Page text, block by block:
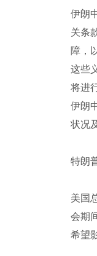
伊朗
关条
障，
这些
将进
伊朗
状况
特朗
美国
会期
希望